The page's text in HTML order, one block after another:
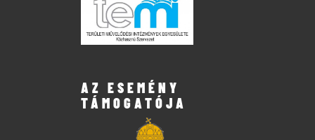
AZ ESEMÉNY
TÁMOGATÓJA